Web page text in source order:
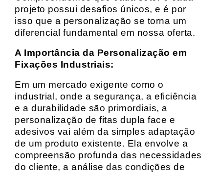
projeto possui desafios únicos, e é por
isso que a personalização se torna um
diferencial fundamental em nossa oferta.
A Importância da Personalização em
Fixações Industriais:
Em um mercado exigente como o
industrial, onde a segurança, a eficiência
e a durabilidade são primordiais, a
personalização de fitas dupla face e
adesivos vai além da simples adaptação
de um produto existente. Ela envolve a
compreensão profunda das necessidades
do cliente, a análise das condições de